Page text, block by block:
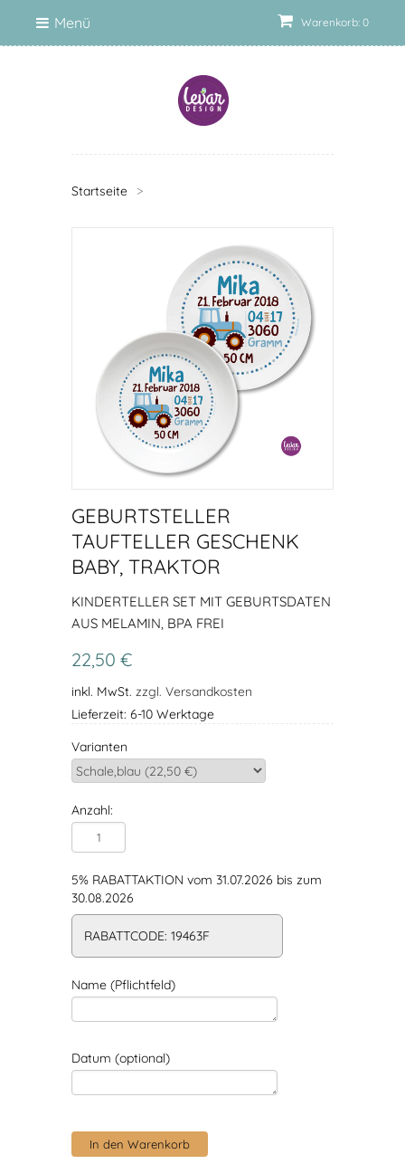
Warenkorb: 0
Menü
Startseite >
GEBURTSTELLER
TAUFTELLER GESCHENK
BABY, TRAKTOR
KINDERTELLER SET MIT GEBURTSDATEN
AUS MELAMIN, BPA FREI
22,50 €
inkl. MwSt. zzgl. Versandkosten
Lieferzeit: 6-10 Werktage
Varianten
Anzahl:
5% RABATTAKTION vom 31.07.2026 bis zum
30.08.2026
RABATTCODE: 19463F
Name (Pflichtfeld)
Datum (optional)